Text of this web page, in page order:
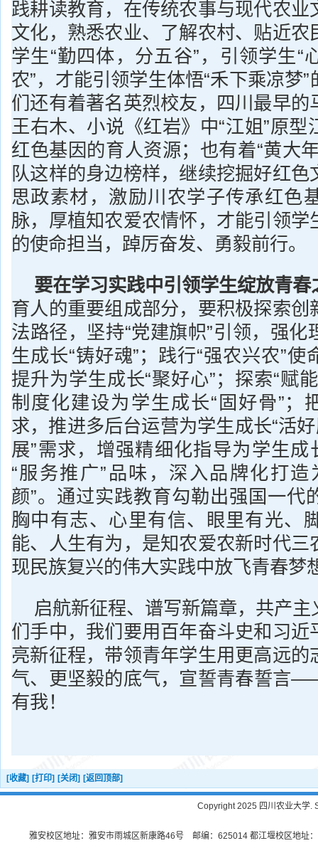
践耕读教育，在传统农事与现代农业
文化，熟悉农业、了解农村、贴近农
学生“勤四体，分五谷”，引领学生“
农”，才能引领学生体悟“禾下乘凉梦
们还有着著名英烈校友，四川最早的
王右木、小说《红岩》中“江姐”原型
红色基因的育人资源；也有着“黄大
队这样的身边榜样，继续挖掘好红色
思政素材，激励川农学子传承红色
脉，厚植知农爱农情怀，才能引领学
的使命担当，踔厉奋发、勇毅前行。
要在学习实践中引领学生绽放青春
育人的重要组成部分，要积极探索创
法路径，坚持“党建旗帜”引领，强化
生成长“铸好魂”；践行“强农兴农”
提升为学生成长“聚好心”；探索“赋
制度化建设为学生成长“固好骨”；
求，推进多后台运营为学生成长“活
展”需求，增强精细化指导为学生成
“服务推广”品味，深入品牌化打造
颜”。通过实践教育勾勒出强国一代
胸中有志、心里有信、眼里有光、
能、人生有为，是知农爱农新时代三
现民族复兴的伟大实践中放飞青春梦
启航新征程、谱写新篇章，共产
们手中，我们要用百年奋斗史和习近
亮新征程，带领青年学生用更高远的
气、更坚毅的底气，宣誓青春誓言
有我！
[收藏] [打印] [关闭] [返回顶部]
Copyright 2025 四川农业大学.
雅安校区地址：雅安市雨城区新康路46号 邮编：625014 都江堰校区地址